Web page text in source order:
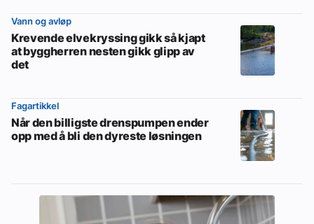
Vann og avløp
Krevende elvekryssing gikk så kjapt
at byggherren nesten gikk glipp av
det
Fagartikkel
Når den billigste drenspumpen ender
opp med å bli den dyreste løsningen